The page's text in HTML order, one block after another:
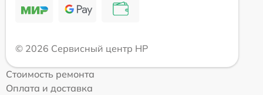
© 2026 Сервисный центр HP
Стоимость ремонта
Оплата и доставка